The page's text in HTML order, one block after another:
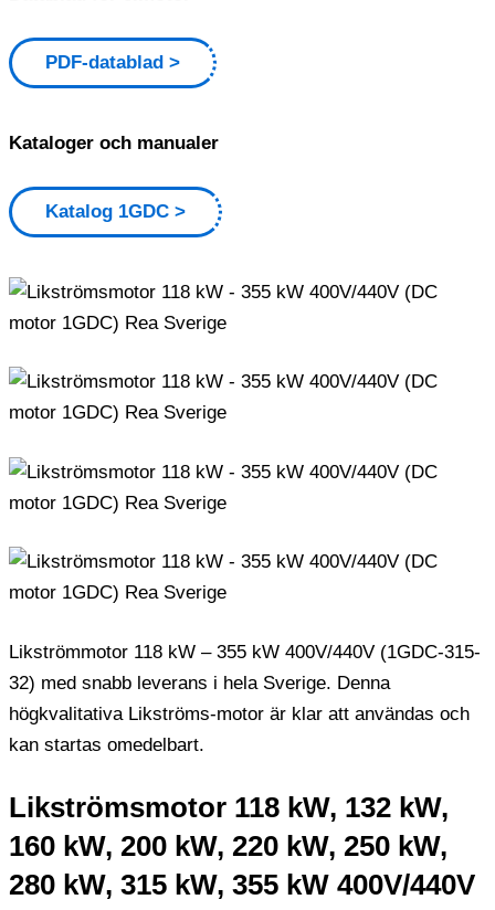
PDF-datablad
Kataloger och manualer
Katalog 1GDC
Likströmmotor 118 kW – 355 kW 400V/440V (1GDC-315-
32) med snabb leverans i hela Sverige. Denna
högkvalitativa Likströms-motor är klar att användas och
kan startas omedelbart.
Likströmsmotor 118 kW, 132 kW,
160 kW, 200 kW, 220 kW, 250 kW,
280 kW, 315 kW, 355 kW 400V/440V